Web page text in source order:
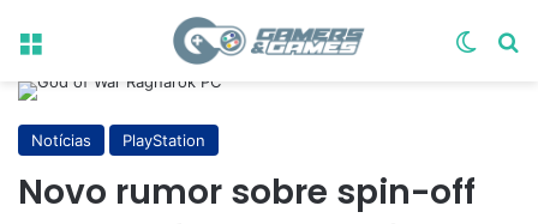
Menu
Notícias PlayStation
Novo rumor sobre spin-off